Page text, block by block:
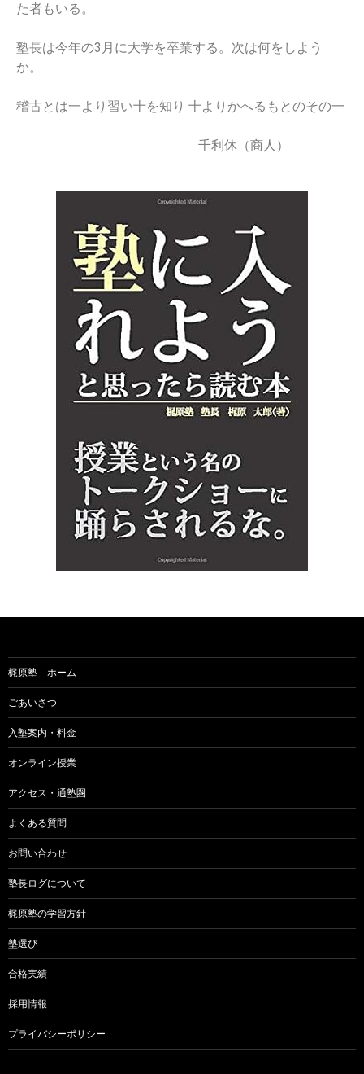
た者もいる。
塾長は今年の3月に大学を卒業する。次は何をしよう
か。
稽古とは一より習い十を知り 十よりかへるもとのその一
千利休（商人）
梶原塾 ホーム
ごあいさつ
入塾案内・料金
オンライン授業
アクセス・通塾圏
よくある質問
お問い合わせ
塾長ログについて
梶原塾の学習方針
塾選び
合格実績
採用情報
プライバシーポリシー